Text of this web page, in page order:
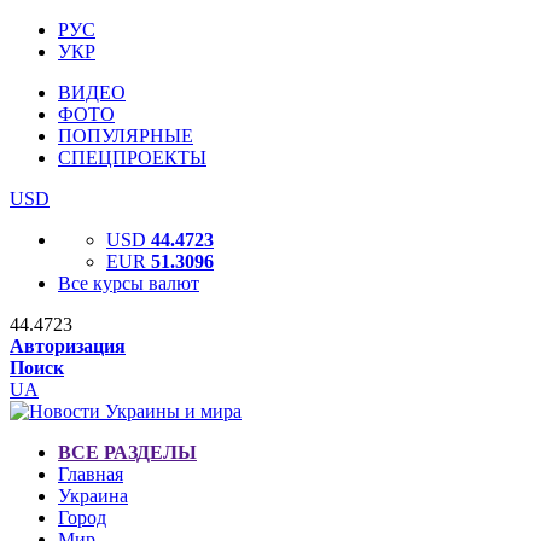
РУС
УКР
ВИДЕО
ФОТО
ПОПУЛЯРНЫЕ
СПЕЦПРОЕКТЫ
USD
USD 44.4723
EUR 51.3096
Все курсы валют
44.4723
Авторизация
Поиск
UA
ВСЕ РАЗДЕЛЫ
Главная
Украина
Город